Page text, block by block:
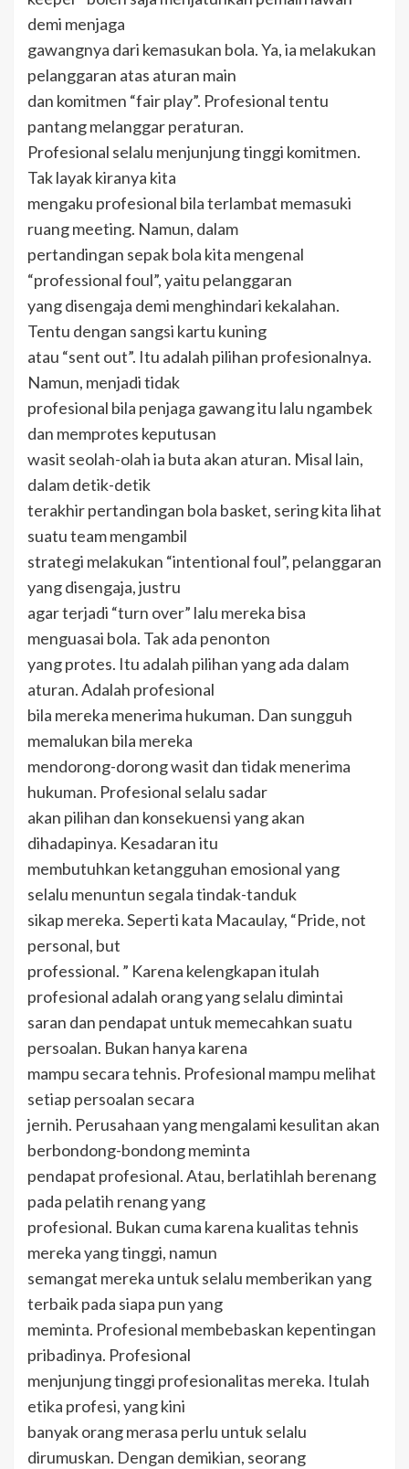
demi menjaga
gawangnya dari kemasukan bola. Ya, ia melakukan
pelanggaran atas aturan main
dan komitmen “fair play”. Profesional tentu
pantang melanggar peraturan.
Profesional selalu menjunjung tinggi komitmen.
Tak layak kiranya kita
mengaku profesional bila terlambat memasuki
ruang meeting. Namun, dalam
pertandingan sepak bola kita mengenal
“professional foul”, yaitu pelanggaran
yang disengaja demi menghindari kekalahan.
Tentu dengan sangsi kartu kuning
atau “sent out”. Itu adalah pilihan profesionalnya.
Namun, menjadi tidak
profesional bila penjaga gawang itu lalu ngambek
dan memprotes keputusan
wasit seolah-olah ia buta akan aturan. Misal lain,
dalam detik-detik
terakhir pertandingan bola basket, sering kita lihat
suatu team mengambil
strategi melakukan “intentional foul”, pelanggaran
yang disengaja, justru
agar terjadi “turn over” lalu mereka bisa
menguasai bola. Tak ada penonton
yang protes. Itu adalah pilihan yang ada dalam
aturan. Adalah profesional
bila mereka menerima hukuman. Dan sungguh
memalukan bila mereka
mendorong-dorong wasit dan tidak menerima
hukuman. Profesional selalu sadar
akan pilihan dan konsekuensi yang akan
dihadapinya. Kesadaran itu
membutuhkan ketangguhan emosional yang
selalu menuntun segala tindak-tanduk
sikap mereka. Seperti kata Macaulay, “Pride, not
personal, but
professional. ” Karena kelengkapan itulah
profesional adalah orang yang selalu dimintai
saran dan pendapat untuk memecahkan suatu
persoalan. Bukan hanya karena
mampu secara tehnis. Profesional mampu melihat
setiap persoalan secara
jernih. Perusahaan yang mengalami kesulitan akan
berbondong-bondong meminta
pendapat profesional. Atau, berlatihlah berenang
pada pelatih renang yang
profesional. Bukan cuma karena kualitas tehnis
mereka yang tinggi, namun
semangat mereka untuk selalu memberikan yang
terbaik pada siapa pun yang
meminta. Profesional membebaskan kepentingan
pribadinya. Profesional
menjunjung tinggi profesionalitas mereka. Itulah
etika profesi, yang kini
banyak orang merasa perlu untuk selalu
dirumuskan. Dengan demikian, seorang